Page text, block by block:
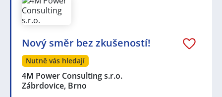
Nový směr bez zkušeností!
Nutně vás hledají
4M Power Consulting s.r.o.
Zábrdovice, Brno